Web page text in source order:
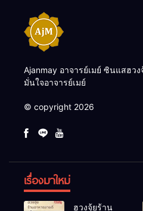
Ajanmay อาจารย์เมย์ ซินแสฮว
มั่นใจอาจารย์เมย์
© copyright 2026
เรื่องมาใหม่
ฮวงจุ้ยร้าน